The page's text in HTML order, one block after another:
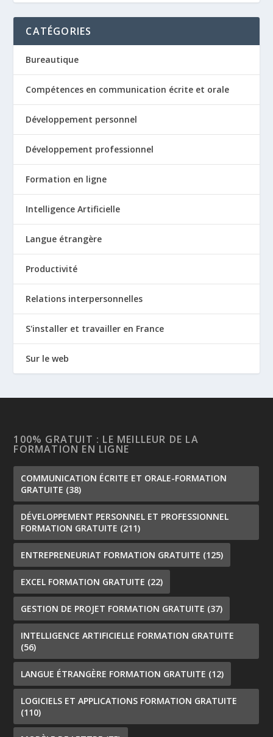
CATÉGORIES
Bureautique
Compétences en communication écrite et orale
Développement personnel
Développement professionnel
Formation en ligne
Intelligence Artificielle
Langue étrangère
Productivité
Relations interpersonnelles
S'installer et travailler en France
Sur le web
100% GRATUIT : LE MEILLEUR DE LA
FORMATION EN LIGNE
COMMUNICATION ÉCRITE ET ORALE-FORMATION
GRATUITE (38)
DÉVELOPPEMENT PERSONNEL ET PROFESSIONNEL
FORMATION GRATUITE (211)
ENTREPRENEURIAT FORMATION GRATUITE (125)
EXCEL FORMATION GRATUITE (22)
GESTION DE PROJET FORMATION GRATUITE (37)
INTELLIGENCE ARTIFICIELLE FORMATION GRATUITE
(56)
LANGUE ÉTRANGÈRE FORMATION GRATUITE (12)
LOGICIELS ET APPLICATIONS FORMATION GRATUITE
(110)